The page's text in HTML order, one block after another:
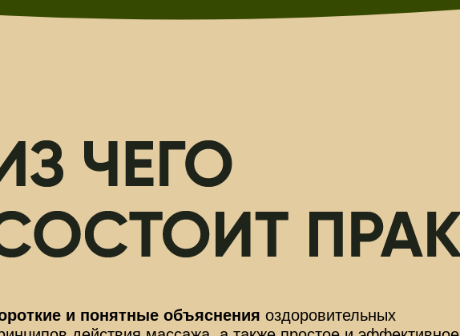
и понятные объяснения оздоровительных